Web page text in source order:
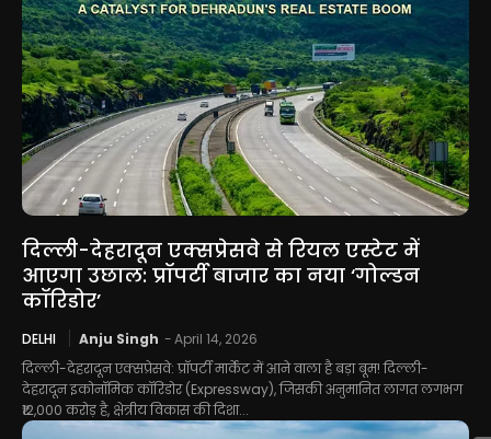
दिल्ली-देहरादून एक्सप्रेसवे से रियल एस्टेट में
आएगा उछाल: प्रॉपर्टी बाजार का नया ‘गोल्डन
कॉरिडोर’
DELHI Anju Singh -April 14, 2026
दिल्ली-देहरादून एक्सप्रेसवे: प्रॉपर्टी मार्केट में आने वाला है बड़ा बूम! दिल्ली-
देहरादून इकोनॉमिक कॉरिडोर (Expressway), जिसकी अनुमानित लागत लगभग
₹12,000 करोड़ है, क्षेत्रीय विकास की दिशा...